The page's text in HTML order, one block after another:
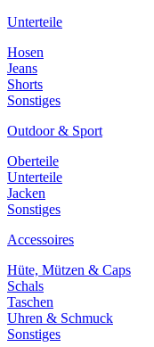
Unterteile
Hosen
Jeans
Shorts
Sonstiges
Outdoor & Sport
Oberteile
Unterteile
Jacken
Sonstiges
Accessoires
Hüte, Mützen & Caps
Schals
Taschen
Uhren & Schmuck
Sonstiges